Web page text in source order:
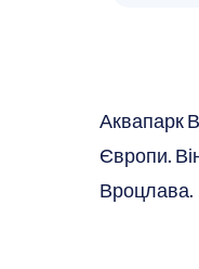
Аквапарк
Європи.
Вроцлава.